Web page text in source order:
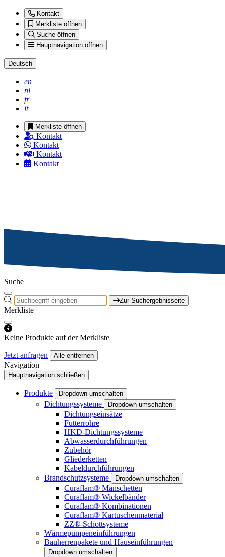
Kontakt
Merkliste öffnen
Suche öffnen
Hauptnavigation öffnen
Deutsch
en
nl
fr
it
Merkliste öffnen
Kontakt
Kontakt
Kontakt
Kontakt
Suche
Zur Suchergebnisseite
Merkliste
Keine Produkte auf der Merkliste
Jetzt anfragen Alle entfernen
Navigation
Hauptnavigation schließen
Produkte Dropdown umschalten
Dichtungssysteme Dropdown umschalten
Dichtungseinsätze
Futterrohre
HKD-Dichtungssysteme
Abwasserdurchführungen
Zubehör
Gliederketten
Kabeldurchführungen
Brandschutzsysteme
Dropdown umschalten
Curaflam® Manschetten
Curaflam® Wickelbänder
Curaflam® Kombinationen
Curaflam® Kartuschenmaterial
ZZ®-Schottsysteme
Wärmepumpeneinführungen
Bauherrenpakete und Hauseinführungen
Dropdown umschalten